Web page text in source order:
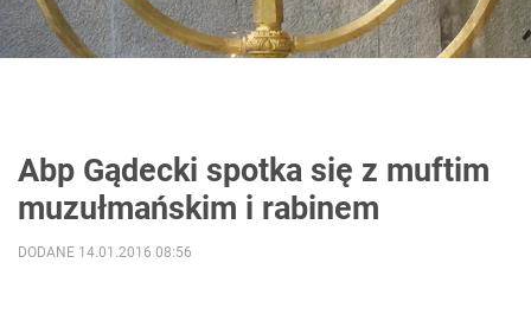
Abp Gądecki spotka się z muftim
muzułmańskim i rabinem
DODANE 14.01.2016 08:56